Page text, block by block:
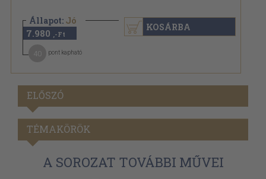
Állapot: Jó
7.980 ,-Ft
pont kapható
KOSÁRBA
ELŐSZÓ
TÉMAKÖRÖK
A SOROZAT TOVÁBBI MŰVEI